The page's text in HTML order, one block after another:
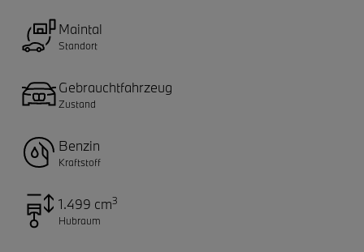
Maintal
Standort
Gebrauchtfahrzeug
Zustand
Benzin
Kraftstoff
1.499 cm3
Hubraum